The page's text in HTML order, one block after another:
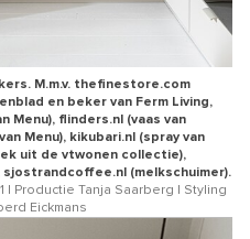
M.m.v. thefinestore.com
en beker van Ferm Living,
Menu), flinders.nl (vaas van
Menu), kikubari.nl (spray van
uit de vtwonen collectie),
sjostrandcoffee.nl (melkschuimer).
| Productie Tanja Saarberg | Styling
Eickmans